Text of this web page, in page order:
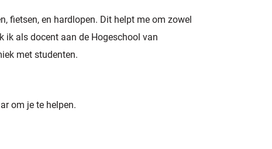
fietsen, en hardlopen. Dit helpt me om zowel
als docent aan de Hogeschool van
met studenten.
om je te helpen.